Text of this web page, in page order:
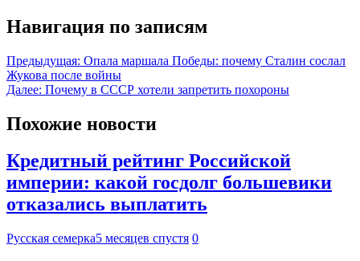
Навигация по записям
Предыдущая: Опала маршала Победы: почему Сталин сослал
Жукова после войны
Далее: Почему в СССР хотели запретить похороны
Похожие новости
Кредитный рейтинг Российской
империи: какой госдолг большевики
отказались выплатить
Русская семерка5 месяцев спустя 0